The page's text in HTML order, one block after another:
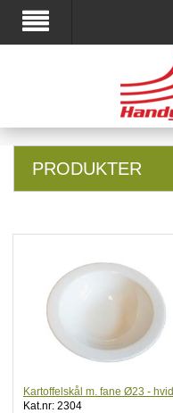
PRODUKTER
Kartoffelskål m. fane Ø23 - hvid
Kat.nr: 2304